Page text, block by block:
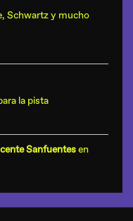
Schwartz y mucho
la pista
Sanfuentesen